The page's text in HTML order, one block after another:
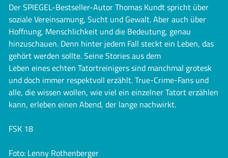
Der SPIEGEL-Bestseller-Autor Thomas Kundt spricht über
soziale Vereinsamung, Sucht und Gewalt. Aber auch über
Hoffnung, Menschlichkeit und die Bedeutung, genau
hinzuschauen. Denn hinter jedem Fall steckt ein Leben, das
gehört werden sollte. Seine Stories aus dem
Leben eines echten Tatortreinigers sind manchmal grotesk
und doch immer respektvoll erzählt. True-Crime-Fans und
alle, die wissen wollen, wie viel ein einzelner Tatort erzählen
kann, erleben einen Abend, der lange nachwirkt.
FSK 18
Foto: Lenny Rothenberger